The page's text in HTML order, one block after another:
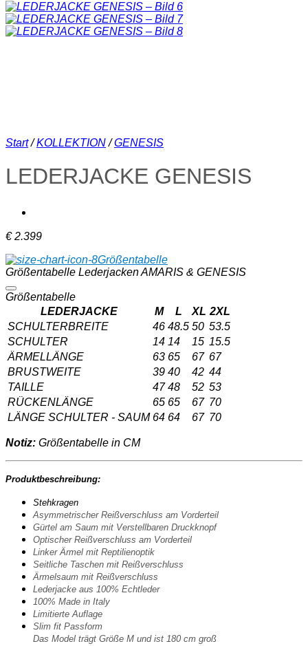
Start / KOLLEKTION / GENESIS
LEDERJACKE GENESIS
€2.399
Größentabelle
Größentabelle Lederjacken AMARIS & GENESIS
Größentabelle
LEDERJACKE
M L XL 2XL
SCHULTERBREITE
46 48.5 50 53.5
SCHULTER
14 14 15 15.5
ÄRMELLÄNGE
63 65 67 67
BRUSTWEITE
39 40 42 44
TAILLE
47 48 52 53
RÜCKENLÄNGE
65 65 67 70
LÄNGE SCHULTER - SAUM 64 64 67 70
Notiz: Größentabelle in CM
Produktbeschreibung:
Stehkragen
Asymmetrischer Reißverschluss am Vorderteil
Gürtel am Saum mit Verstellbaren Druckknopf
Optischer Reißverschluss am Vorderteil
Linker Ärmel mit Reptilienoptik
Seitliche Taschen mit Reißverschluss
Ärmelsaum mit Reißverschluss
Lederjacke aus 100% Echtleder
100% Made in Italy
Limitierte Auflage
Slim fit Passform
Das Model trägt Größe M und ist 180 cm groß